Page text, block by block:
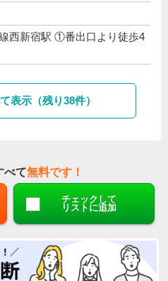
西新宿駅 ①番出口より徒歩4
表示（残り38件）
べて無料です！
チェックして
リストに追加